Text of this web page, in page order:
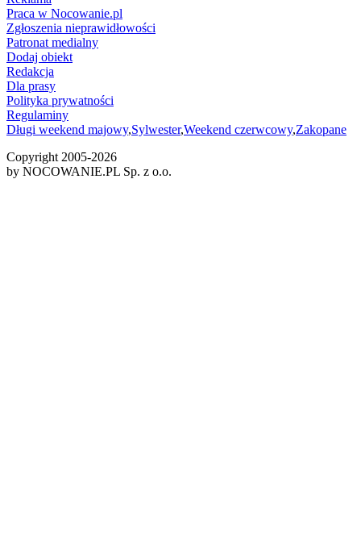
Praca w Nocowanie.pl
Zgłoszenia nieprawidłowości
Patronat medialny
Dodaj obiekt
Redakcja
Dla prasy
Polityka prywatności
Regulaminy
Długi weekend majowy,Sylwester,Weekend czerwcowy,Zakopane
Copyright 2005-2026
by NOCOWANIE.PL Sp. z o.o.